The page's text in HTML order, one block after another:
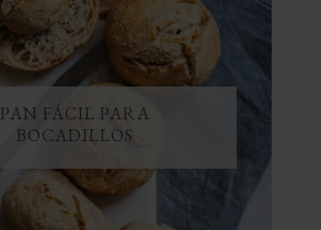
PAN FÁCIL PARA
BOCADILLOS